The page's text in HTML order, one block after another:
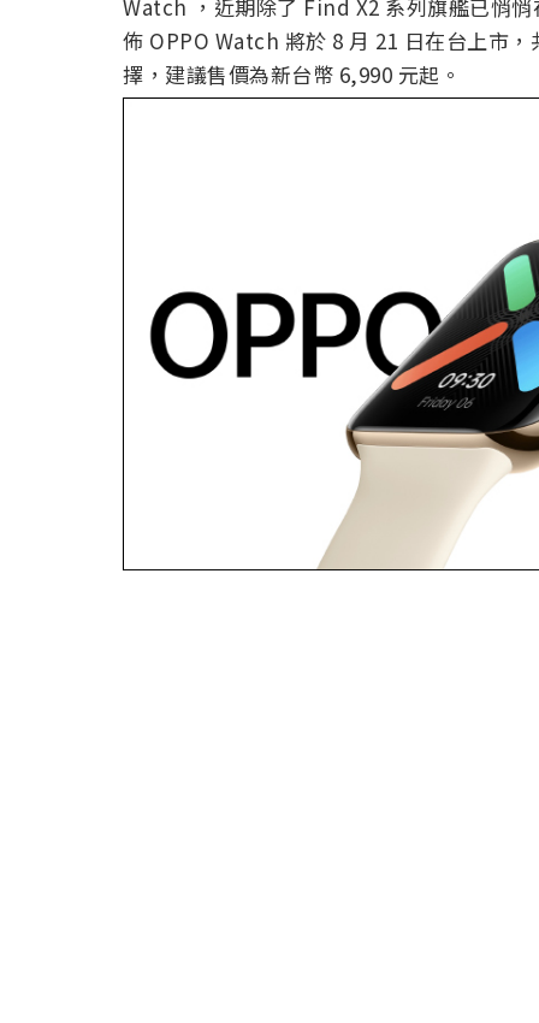
Watch ，近期除了 Find X2 系列旗艦已悄
佈 OPPO Watch 將於 8 月 21 日在台上市
擇，建議售價為新台幣 6,990 元起。